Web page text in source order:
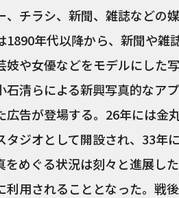
、チラシ、新聞、雑誌などの
1890年代以降から、新聞や雑
妓や女優などをモデルにした
石清らによる新興写真的なア
広告が登場する。26年には金
タジオとして開設され、33年
をめぐる状況は刻々と進展し
利用されることとなった。戦